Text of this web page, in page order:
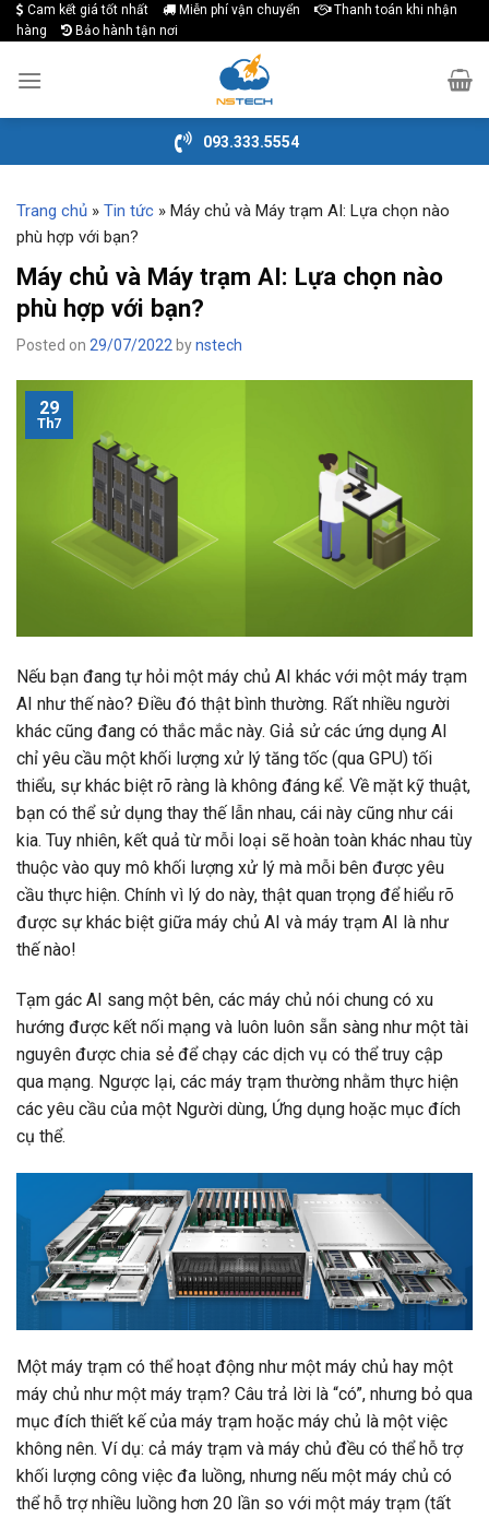
Skip
to
content
Cam kết giá tốt nhất Miễn phí vận chuyển
Thanh toán khi nhận
hàng
Bảo hành tận nơi
093.333.5554
Trang chủ » Tin tức » Máy chủ và Máy trạm AI: Lựa chọn nào
phù hợp với bạn?
Máy chủ và Máy trạm AI: Lựa chọn nào
phù hợp với bạn?
Posted on 29/07/2022 bynstech
29
Th7
Nếu bạn đang tự hỏi một máy chủ AI khác với một máy trạm
AI như thế nào? Điều đó thật bình thường. Rất nhiều người
khác cũng đang có thắc mắc này. Giả sử các ứng dụng AI
chỉ yêu cầu một khối lượng xử lý tăng tốc (qua GPU) tối
thiểu, sự khác biệt rõ ràng là không đáng kể. Về mặt kỹ thuật,
bạn có thể sử dụng thay thế lẫn nhau, cái này cũng như cái
kia. Tuy nhiên, kết quả từ mỗi loại sẽ hoàn toàn khác nhau tùy
thuộc vào quy mô khối lượng xử lý mà mỗi bên được yêu
cầu thực hiện. Chính vì lý do này, thật quan trọng để hiểu rõ
được sự khác biệt giữa máy chủ AI và máy trạm AI là như
thế nào!
Tạm gác AI sang một bên, các máy chủ nói chung có xu
hướng được kết nối mạng và luôn luôn sẵn sàng như một tài
nguyên được chia sẻ để chạy các dịch vụ có thể truy cập
qua mạng. Ngược lại, các máy trạm thường nhằm thực hiện
các yêu cầu của một Người dùng, Ứng dụng hoặc mục đích
cụ thể.
Một máy trạm có thể hoạt động như một máy chủ hay một
máy chủ như một máy trạm? Câu trả lời là “có”, nhưng bỏ qua
mục đích thiết kế của máy trạm hoặc máy chủ là một việc
không nên. Ví dụ: cả máy trạm và máy chủ đều có thể hỗ trợ
khối lượng công việc đa luồng, nhưng nếu một máy chủ có
thể hỗ trợ nhiều luồng hơn 20 lần so với một máy trạm (tất